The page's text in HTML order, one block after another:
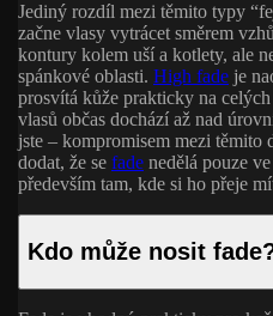
Jediný rozdíl mezi těmito typy
začne vlasy vytrácet směrem
kontury kolem uší a kotlety, ale
spánkové oblasti. High fade je
prosvítá kůže prakticky na
vlasů občas dochází až nad
jste – kompromisem mezi těmito
dodat, že se fade nedělá pouze
především tam, kde si ho přeje
Kdo může nosit